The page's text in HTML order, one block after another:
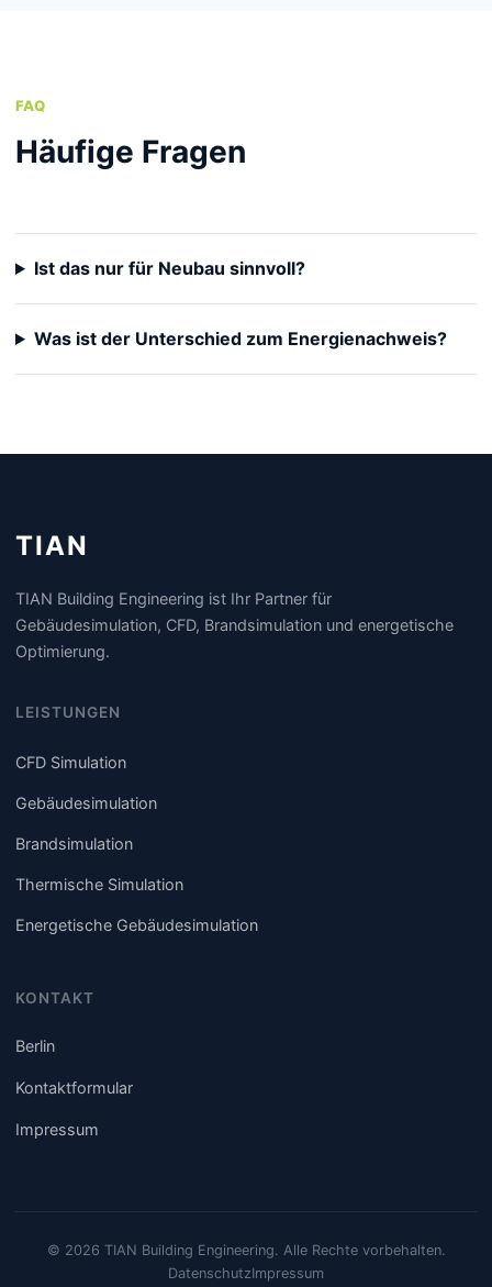
FAQ
Häufige Fragen
Ist das nur für Neubau sinnvoll?
Was ist der Unterschied zum Energienachweis?
TIAN
TIAN Building Engineering ist Ihr Partner für
Gebäudesimulation, CFD, Brandsimulation und energetische
Optimierung.
LEISTUNGEN
CFD Simulation
Gebäudesimulation
Brandsimulation
Thermische Simulation
Energetische Gebäudesimulation
KONTAKT
Berlin
Kontaktformular
Impressum
© 2026 TIAN Building Engineering. Alle Rechte vorbehalten.
DatenschutzImpressum